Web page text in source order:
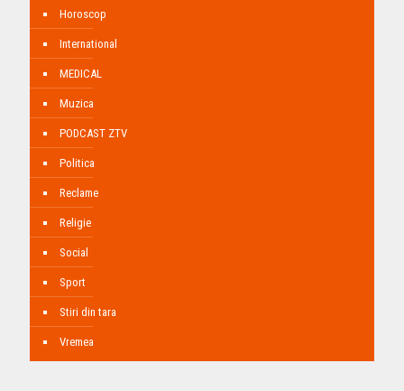
Horoscop
International
MEDICAL
Muzica
PODCAST ZTV
Politica
Reclame
Religie
Social
Sport
Stiri din tara
Vremea